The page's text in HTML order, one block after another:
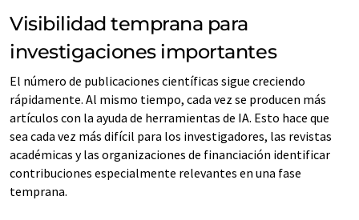
Visibilidad temprana para
investigaciones importantes
El número de publicaciones científicas sigue creciendo
rápidamente. Al mismo tiempo, cada vez se producen más
artículos con la ayuda de herramientas de IA. Esto hace que
sea cada vez más difícil para los investigadores, las revistas
académicas y las organizaciones de financiación identificar
contribuciones especialmente relevantes en una fase
temprana.